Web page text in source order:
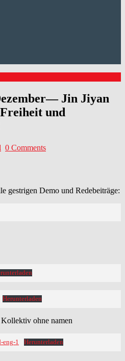
Jin Jiyan
und
0 Comments
gestrigen Demo und Redebeiträge:
Herunterladen
ohne namen
eng-1 Herunterladen